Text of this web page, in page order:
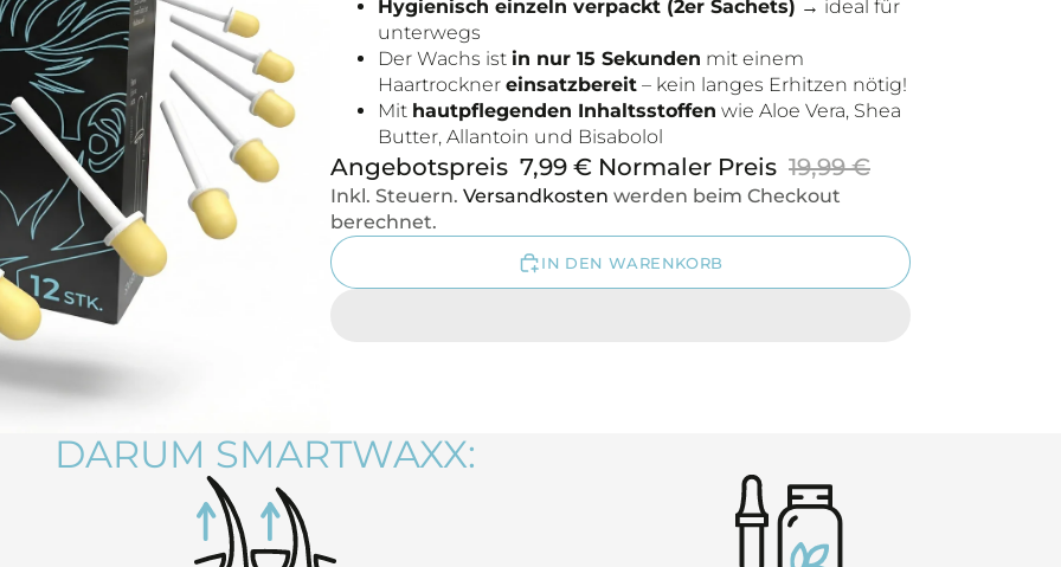
Hygienisch einzeln verpackt (2er Sachets) → ideal für
unterwegs
Der Wachs ist in nur 15 Sekunden mit einem
Haartrockner einsatzbereit – kein langes Erhitzen nötig!
Mit hautpflegenden Inhaltsstoffen wie Aloe Vera, Shea
Butter, Allantoin und Bisabolol
Angebotspreis 7,99 € Normaler Preis 19,99 €
Inkl. Steuern. Versandkosten werden beim Checkout
berechnet.
IN DEN WARENKORB
DARUM SMARTWAXX: